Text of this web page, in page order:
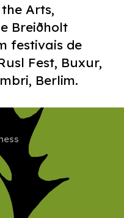
Arts,
Breiðholt
festivais de
Fest, Buxur,
Berlim.